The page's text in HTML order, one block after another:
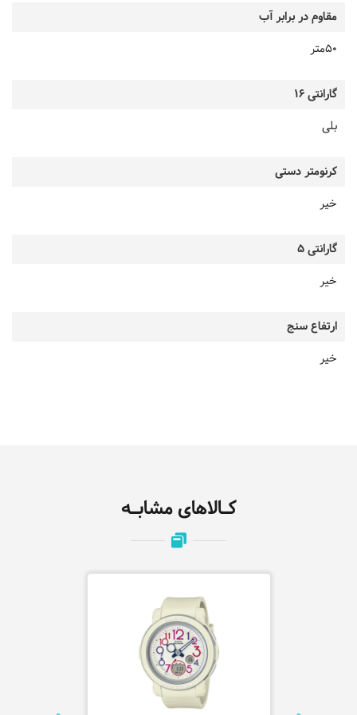
مقاوم در برابر آب
50متر
گارانتی 16
بلی
کرنومتر دستی
خیر
گارانتی 5
خیر
ارتفاع سنج
خیر
کـالاهای مشابـه